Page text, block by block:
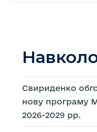
Свириденко
нову програму
2026-2029 рр.